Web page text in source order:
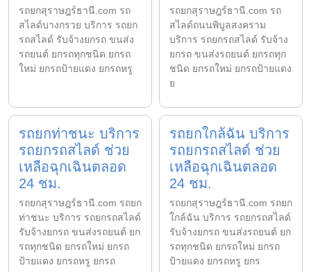
รถยกสุราษฎร์ธานี.com รถ
สไลด์บางกรวย บริการ รถยก
รถสไลด์ รับจ้างยกรถ ขนส่ง
รถยนต์ ยกรถทุกชนิด ยกรถ
ใหม่ ยกรถป้ายแดง ยกรถหรู
รถยกสุราษฎร์ธานี.com รถ
สไลด์ถนนพิบูลสงคราม
บริการ รถยกรถสไลด์ รับจ้าง
ยกรถ ขนส่งรถยนต์ ยกรถทุก
ชนิด ยกรถใหม่ ยกรถป้ายแดง
ย
รถยกท่าชนะ บริการ
รถยกรถสไลด์ ช่วย
เหลือฉุกเฉินตลอด
24 ชม.
รถยกสุราษฎร์ธานี.com รถยก
ท่าชนะ บริการ รถยกรถสไลด์
รับจ้างยกรถ ขนส่งรถยนต์ ยก
รถทุกชนิด ยกรถใหม่ ยกรถ
ป้ายแดง ยกรถหรู ยกรถ
รถยกใกล้ฉัน บริการ
รถยกรถสไลด์ ช่วย
เหลือฉุกเฉินตลอด
24 ชม.
รถยกสุราษฎร์ธานี.com รถยก
ใกล้ฉัน บริการ รถยกรถสไลด์
รับจ้างยกรถ ขนส่งรถยนต์ ยก
รถทุกชนิด ยกรถใหม่ ยกรถ
ป้ายแดง ยกรถหรู ยกร